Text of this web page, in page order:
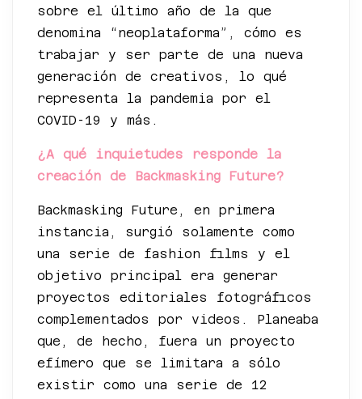
sobre el último año de la que
denomina “neoplataforma”, cómo es
trabajar y ser parte de una nueva
generación de creativos, lo qué
representa la pandemia por el
COVID-19 y más.
¿A qué inquietudes responde la
creación de Backmasking Future?
Backmasking Future, en primera
instancia, surgió solamente como
una serie de fashion films y el
objetivo principal era generar
proyectos editoriales fotográficos
complementados por videos. Planeaba
que, de hecho, fuera un proyecto
efímero que se limitara a sólo
existir como una serie de 12